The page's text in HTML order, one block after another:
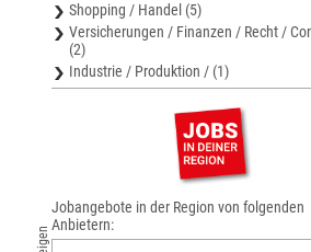
Shopping / Handel (5)
Versicherungen / Finanzen / Recht /
(2)
Industrie / Produktion / (1)
Jobangebote in der Region von folgenden
Anbietern: